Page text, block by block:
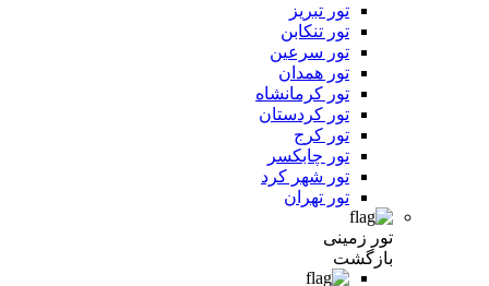
تور تبریز
تور تنکابن
تور سرعین
تور همدان
تور کرمانشاه
تور کردستان
تور کرج
تور چابکسر
تور شهر کرد
تور تهران
تور زمینی
بازگشت